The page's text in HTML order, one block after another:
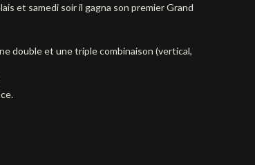
et samedi soir il gagna son premier Grand
double et une triple combinaison (vertical,